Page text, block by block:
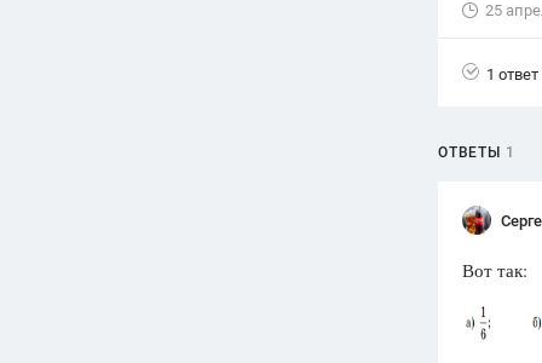
1551 ответ
ГИА
25
1 ответ
ОТВЕТЫ 1
Вот так: